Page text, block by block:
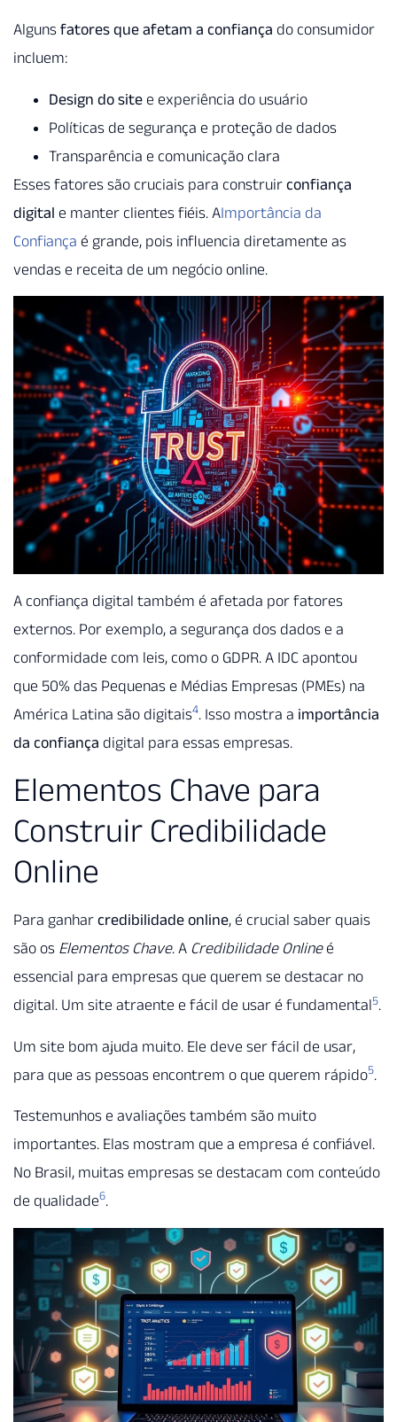
Alguns fatores que afetam a confiança do consumidor
incluem:
Design do site e experiência do usuário
Políticas de segurança e proteção de dados
Transparência e comunicação clara
Esses fatores são cruciais para construir confiança
digital e manter clientes fiéis. AImportância da
Confiança é grande, pois influencia diretamente as
vendas e receita de um negócio online.
A confiança digital também é afetada por fatores
externos. Por exemplo, a segurança dos dados e a
conformidade com leis, como o GDPR. A IDC apontou
que 50% das Pequenas e Médias Empresas (PMEs) na
América Latina são digitais4. Isso mostra a importância
da confiança digital para essas empresas.
Elementos Chave para
Construir Credibilidade
Online
Para ganhar credibilidade online, é crucial saber quais
são os Elementos Chave. A Credibilidade Onlineé
essencial para empresas que querem se destacar no
digital. Um site atraente e fácil de usar é fundamental5.
Um site bom ajuda muito. Ele deve ser fácil de usar,
para que as pessoas encontrem o que querem rápido5.
Testemunhos e avaliações também são muito
importantes. Elas mostram que a empresa é confiável.
No Brasil, muitas empresas se destacam com conteúdo
de qualidade6.